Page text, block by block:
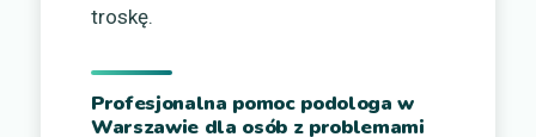
troskę.
Profesjonalna pomoc podologa w
Warszawie dla osób z problemami